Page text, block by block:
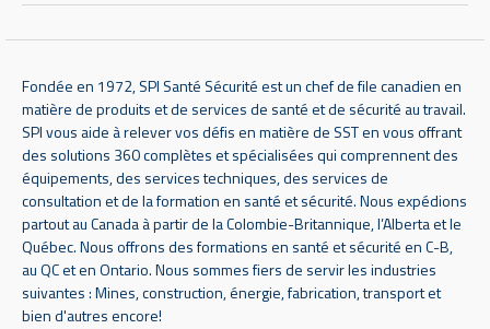
Fondée en 1972, SPI Santé Sécurité est un chef de file canadien en
matière de produits et de services de santé et de sécurité au travail.
SPI vous aide à relever vos défis en matière de SST en vous offrant
des solutions 360 complètes et spécialisées qui comprennent des
équipements, des services techniques, des services de
consultation et de la formation en santé et sécurité. Nous expédions
partout au Canada à partir de la Colombie-Britannique, l’Alberta et le
Québec. Nous offrons des formations en santé et sécurité en C-B,
au QC et en Ontario. Nous sommes fiers de servir les industries
suivantes : Mines, construction, énergie, fabrication, transport et
bien d'autres encore!